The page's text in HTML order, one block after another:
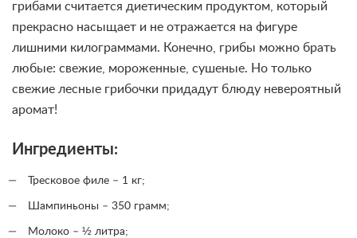
грибами считается диетическим продуктом, который
прекрасно насыщает и не отражается на фигуре
лишними килограммами. Конечно, грибы можно брать
любые: свежие, мороженные, сушеные. Но только
свежие лесные грибочки придадут блюду невероятный
аромат!
Ингредиенты:
Тресковое филе – 1 кг;
Шампиньоны – 350 грамм;
Молоко – ½ литра;